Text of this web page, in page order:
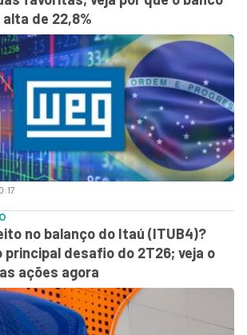
de 22,8%
no balanço do Itaú (ITUB4)?
principal desafio do 2T26; veja o
ações agora